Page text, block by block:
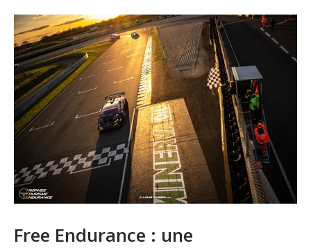
Free Endurance : une